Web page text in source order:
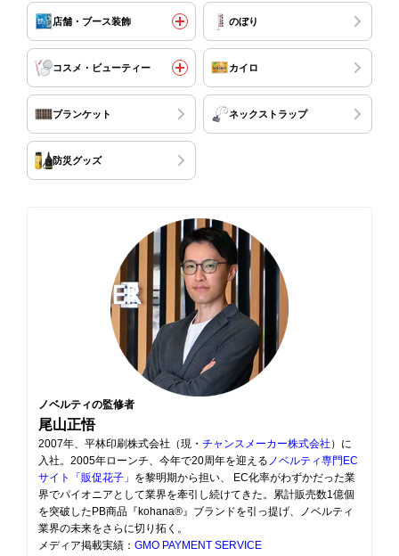
店舗・ブース装飾 のぼり
コスメ・ビューティー カイロ
ブランケット ネックストラップ
防災グッズ
ノベルティの監修者
尾山正悟
2007年、平林印刷株式会社（現・ チャンスメーカー株式会社 ）に
入社。2005年ローンチ、今年で20周年を迎える ノベルティ専門EC
サイト「販促花子」 を黎明期から担い、 EC化率がわずかだった業
界でパイオニアとして業界を牽引し続けてきた。累計販売数1億個
を突破したPB商品『kohana®』ブランドを引っ提げ、ノベルティ
業界の未来をさらに切り拓く。
メディア掲載実績： GMO PAYMENT SERVICE